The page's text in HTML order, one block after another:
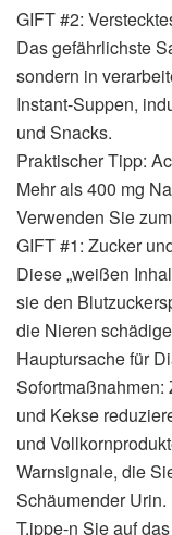
GIFT #2:
Das gefährlichste
sondern in
Instant-Suppen,
und Snacks.
Praktischer Tipp:
Mehr als 400 mg
Verwenden Sie
GIFT #1: Zucker
Diese „weißen
sie den
die Nieren
Hauptursache für
Sofortmaßnahmen:
und Kekse
und
Warnsignale, die
Schäumender Urin.
T.ippe-n Sie auf